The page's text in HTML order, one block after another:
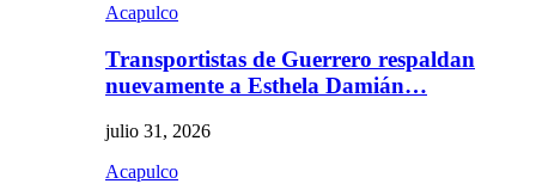
Acapulco
Transportistas de Guerrero respaldan
nuevamente a Esthela Damián…
julio 31, 2026
Acapulco